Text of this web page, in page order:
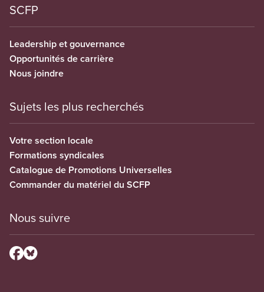
SCFP
Leadership et gouvernance
Opportunités de carrière
Nous joindre
Sujets les plus recherchés
Votre section locale
Formations syndicales
Catalogue de Promotions Universelles
Commander du matériel du SCFP
Nous suivre